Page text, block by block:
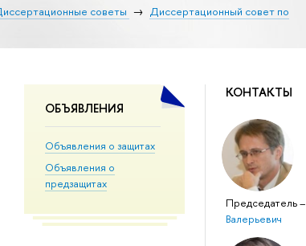
советы
Диссертационный совет по
ОБЪЯВЛЕНИЯ
Объявления о защитах
Объявления о
предзащитах
КОНТАКТЫ
Председатель–
Валерьевич